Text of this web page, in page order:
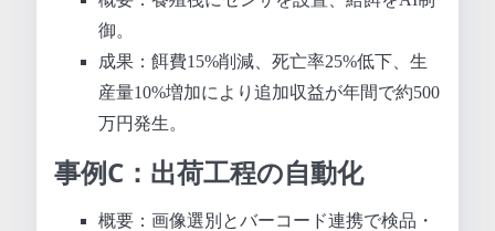
御。
成果：餌費15%削減、死亡率25%低下、生
産量10%増加により追加収益が年間で約500
万円発生。
事例C：出荷工程の自動化
概要：画像選別とバーコード連携で検品・